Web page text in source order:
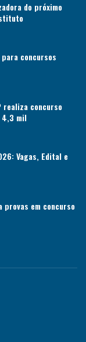
do próximo
concursos
realiza concurso
4,3 mil
Vagas, Edital e
provas em concurso